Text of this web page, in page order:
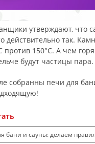
утверждают, что
действительно так.
против 150°C. А чем
будут частицы пара.
собранны печи для
бани и сауны: делаем